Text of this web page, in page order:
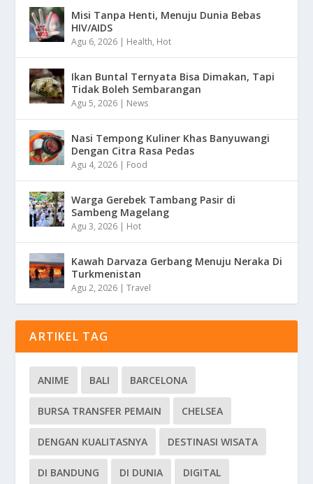
Misi Tanpa Henti, Menuju Dunia Bebas
HIV/AIDS
Agu 6, 2026 | Health, Hot
Ikan Buntal Ternyata Bisa Dimakan, Tapi
Tidak Boleh Sembarangan
Agu 5, 2026 | News
Nasi Tempong Kuliner Khas Banyuwangi
Dengan Citra Rasa Pedas
Agu 4, 2026 | Food
Warga Gerebek Tambang Pasir di
Sambeng Magelang
Agu 3, 2026 | Hot
Kawah Darvaza Gerbang Menuju Neraka Di
Turkmenistan
Agu 2, 2026 |Travel
ARTIKEL TAG
ANIME BALI BARCELONA
BURSA TRANSFER PEMAIN CHELSEA
DENGAN KUALITASNYA DESTINASI WISATA
DI BANDUNG DI DUNIA DIGITAL